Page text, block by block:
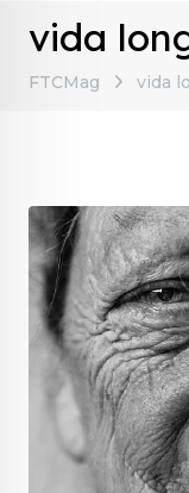
vida
FTCMag vida